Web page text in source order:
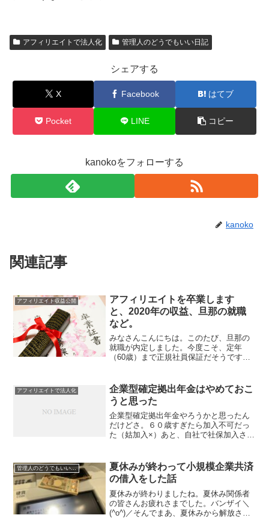
アフィリエイトで法人化 管理人のどうでもいい日記
シェアする
X Facebook はてブ
Pocket LINE コピー
kanokoをフォローする
kanoko
関連記事
アフィリエイト収益公開
アフィリエイトを卒業します
と、2020年の収益、旦那の就職
など。
みなさんこんにちは。このたび、旦那の
就職が内定しました。今度こそ、定年
（60歳）まで正規社員保証だそうです。
た旦那の就職。いきなり年収が半減した
り。首切られたり。首...
アフィリエイトで法人化
企業型確定拠出年金はやめておこ
うと思った
企業型確定拠出年金やろうかと思ったん
だけどさ。６０歳すぎたら加入不可だっ
た（姑加入×）あと、自社で社保加入させ
と、手数料は初期投資１０万円で、毎年
の手数料が８万円ぐらい。...
管理人のどうでもいい日記
夏休みが終わって小規模企業共済
の借入をした話
夏休みが終わりましたね。夏休み関係者
の皆さんお疲れさまでした。バンザイ＼
(^o^)／そんでまあ、夏休みから解放され